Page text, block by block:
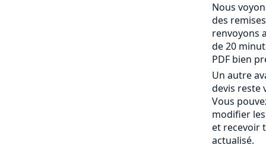
Nous
des
renvoyons
de 20
PDF bien
Un autre
devis reste
Vous
modifier
et recevoir
actualisé.